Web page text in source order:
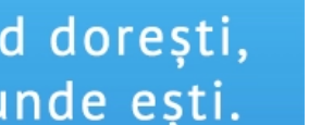
a modifica setările referitoare la
că sunteti de acord cu folosirea